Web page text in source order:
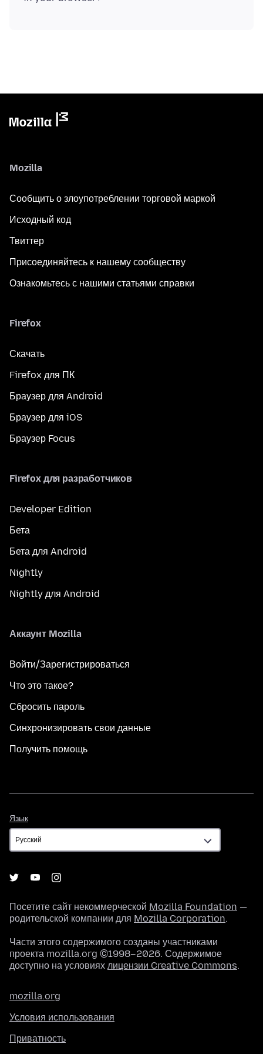
Mozilla
Сообщить о злоупотреблении торговой маркой
Исходный код
Твиттер
Присоединяйтесь к нашему сообществу
Ознакомьтесь с нашими статьями справки
Firefox
Скачать
Firefox для ПК
Браузер для Android
Браузер для iOS
Браузер Focus
Firefox для разработчиков
Developer Edition
Бета
Бета для Android
Nightly
Nightly для Android
Аккаунт Mozilla
Войти/Зарегистрироваться
Что это такое?
Сбросить пароль
Синхронизировать свои данные
Получить помощь
Язык
Посетите сайт некоммерческой Mozilla Foundation —
родительской компании для Mozilla Corporation.
Части этого содержимого созданы участниками
проекта mozilla.org ©1998–2026. Содержимое
доступно на условиях лицензии Creative Commons.
mozilla.org
Условия использования
Приватность